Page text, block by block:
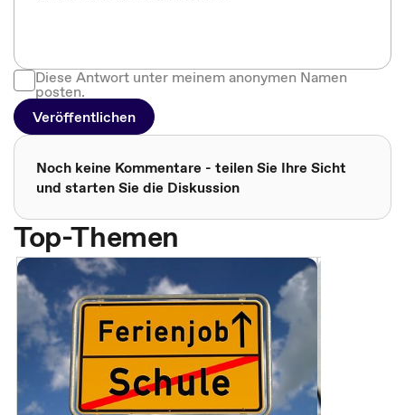
Diese Antwort unter meinem anonymen Namen
posten.
Veröffentlichen
Noch keine Kommentare - teilen Sie Ihre Sicht
und starten Sie die Diskussion
Top-Themen